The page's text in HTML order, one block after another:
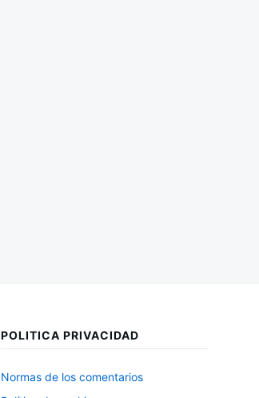
POLITICA PRIVACIDAD
Normas de los comentarios